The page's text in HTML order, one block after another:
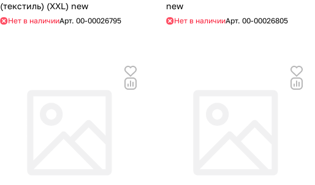
(текстиль) (XXL) new
Нет в наличииАрт. 00-00026795
new
Нет в наличииАрт. 00-00026805